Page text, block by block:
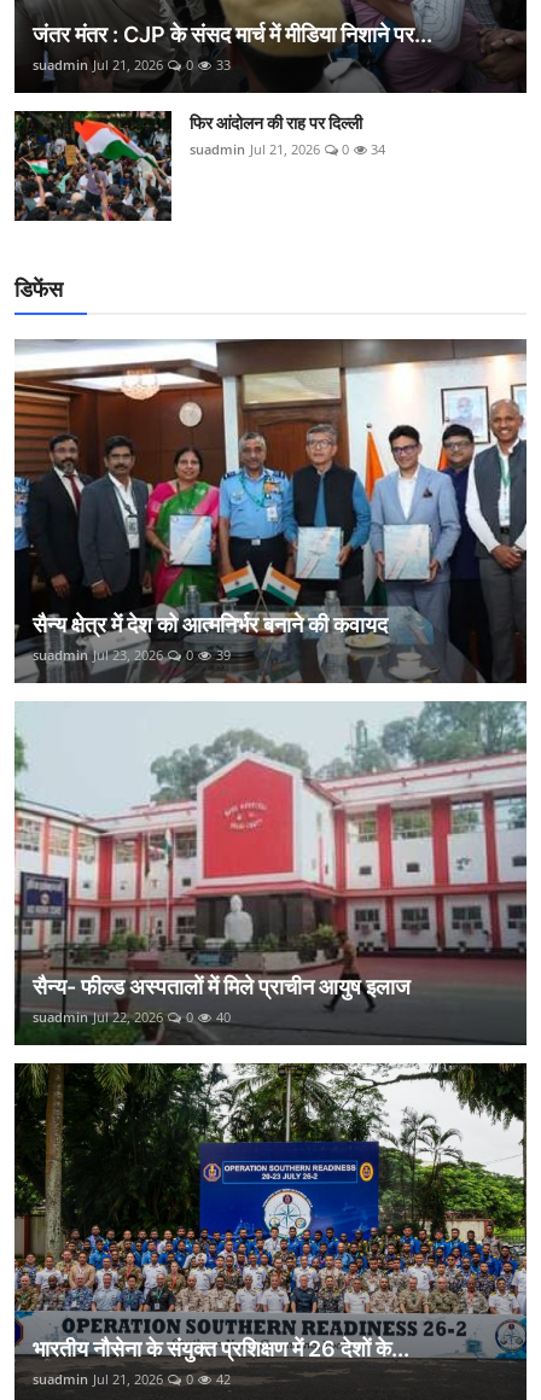
जंतर मंतर : CJP के संसद मार्च में मीडिया निशाने पर...
suadmin Jul 21, 2026 0 33
फिर आंदोलन की राह पर दिल्ली
suadmin Jul 21, 2026 0 34
डिफेंस
सैन्य क्षेत्र में देश को आत्मनिर्भर बनाने की कवायद
suadmin Jul 23, 2026 0 39
सैन्य- फील्ड अस्पतालों में मिले प्राचीन आयुष इलाज
suadmin Jul 22, 2026 0 40
भारतीय नौसेना के संयुक्त प्रशिक्षण में 26 देशों के...
suadmin Jul 21, 2026 0 42